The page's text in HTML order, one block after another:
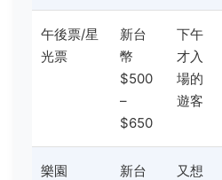
午後票/星
光票
新台
幣
$500
–
$650
下午
才入
場的
遊客
樂園
新台
又想